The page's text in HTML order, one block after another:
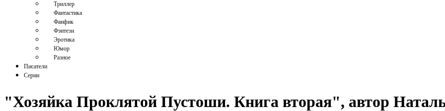
Триллер
Фантастика
Фанфик
Фэнтези
Эротика
Юмор
Разное
Писатели
Серии
"Хозяйка Проклятой Пустоши. Книга вторая", автор